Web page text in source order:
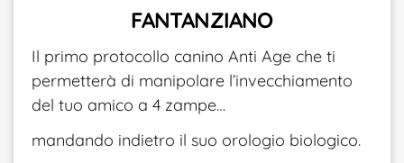
FANTANZIANO
Il primo protocollo canino Anti Age che ti
permetterà di manipolare l’invecchiamento
del tuo amico a 4 zampe…
mandando indietro il suo orologio biologico.